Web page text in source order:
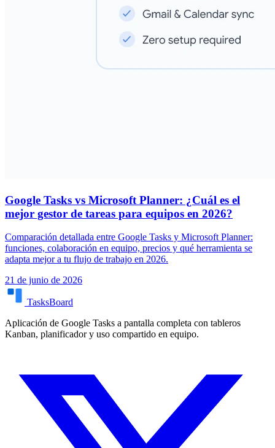
Google Tasks vs Microsoft Planner: ¿Cuál es el
mejor gestor de tareas para equipos en 2026?
Comparación detallada entre Google Tasks y Microsoft Planner:
funciones, colaboración en equipo, precios y qué herramienta se
adapta mejor a tu flujo de trabajo en 2026.
21 de junio de 2026
TasksBoard
Aplicación de Google Tasks a pantalla completa con tableros
Kanban, planificador y uso compartido en equipo.